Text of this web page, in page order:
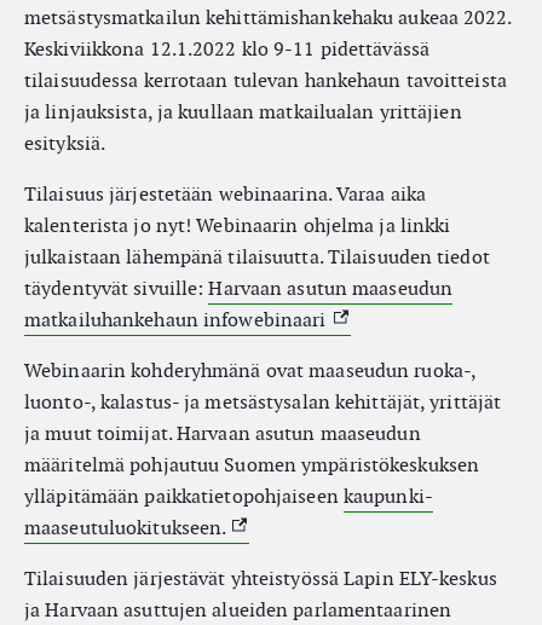
metsästysmatkailun kehittämishankehaku aukeaa 2022.
Keskiviikkona 12.1.2022 klo 9-11 pidettävässä
tilaisuudessa kerrotaan tulevan hankehaun tavoitteista
ja linjauksista, ja kuullaan matkailualan yrittäjien
esityksiä.
Tilaisuus järjestetään webinaarina. Varaa aika
kalenterista jo nyt! Webinaarin ohjelma ja linkki
julkaistaan lähempänä tilaisuutta. Tilaisuuden tiedot
täydentyvät sivuille:Harvaan asutun maaseudun
matkailuhankehaun infowebinaari (External link)
Webinaarin kohderyhmänä ovat maaseudun ruoka-,
luonto-, kalastus- ja metsästysalan kehittäjät, yrittäjät
ja muut toimijat. Harvaan asutun maaseudun
määritelmä pohjautuu Suomen ympäristökeskuksen
ylläpitämään paikkatietopohjaiseenkaupunki-
maaseutuluokitukseen. (External link)
Tilaisuuden järjestävät yhteistyössä Lapin ELY-keskus
ja Harvaan asuttujen alueiden parlamentaarinen